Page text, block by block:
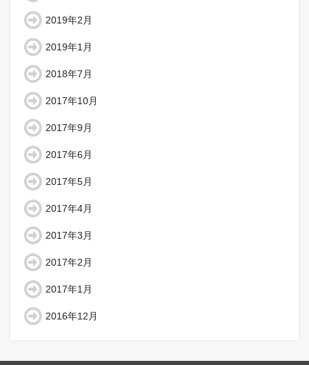
2019年2月
2019年1月
2018年7月
2017年10月
2017年9月
2017年6月
2017年5月
2017年4月
2017年3月
2017年2月
2017年1月
2016年12月